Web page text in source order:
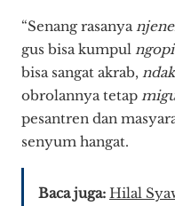
“Senang rasanya
gus bisa kumpul ngopi
bisa sangat akrab, ndak
obrolannya tetap
pesantren dan
senyum hangat.
Baca juga: Hilal